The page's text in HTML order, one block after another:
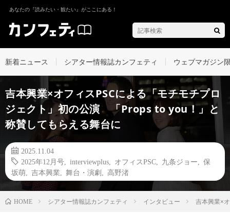
あなたの『読みたい・観たい』がここにある！
新着ニュース シアター情報誌カンフェティ ウェブマガジン
吉本興業×オフィスPSCによる「モチモチプロ
ジェクト」初の公演 「Props to you！」と
称賛してもらえる舞台に
2025.11.04
2025年12月号
interviewplus オフィスPSC 九条ジョー
保
坂萌
吉本興業 舞台・演劇 高野渚
HOME シアター情報誌カンフェティ インタビュー 吉本興業×